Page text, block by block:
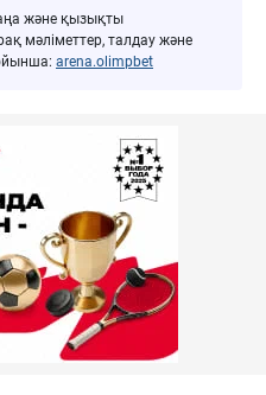
және қызықты
мәліметтер, талдау және
arena.olimpbet